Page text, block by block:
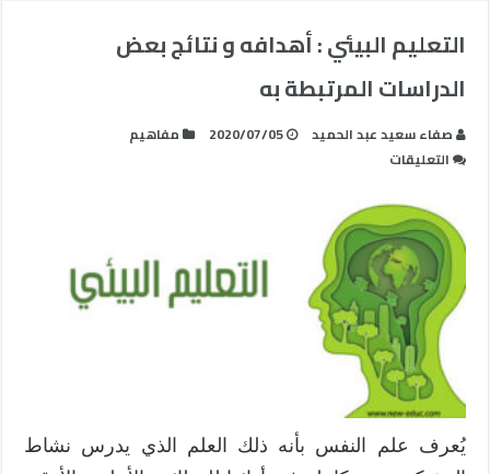
التعليم البيئي : أهدافه و نتائج بعض
الدراسات المرتبطة به
صفاء سعيد عبد الحميد 2020/07/05
مفاهيم
التعليقات
البيئي
:
أهدافه
و
نتائج
بعض
الدراسات
المرتبطة
به
مغلقة
يُعرف علم النفس بأنه ذلك العلم الذي يدرس نشاط